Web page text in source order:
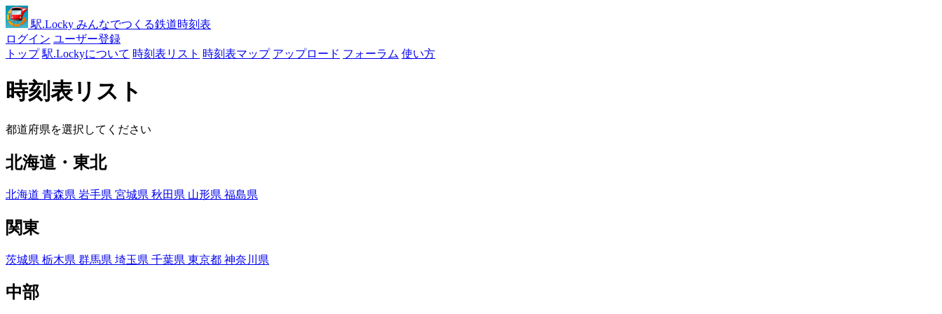
駅.Locky みんなでつくる鉄道時刻表
ログイン ユーザー登録
トップ 駅.Lockyについて 時刻表リスト 時刻表マップ アップロード フォーラム 使い方
時刻表リスト
都道府県を選択してください
北海道・東北
北海道 青森県 岩手県 宮城県 秋田県 山形県 福島県
関東
茨城県 栃木県 群馬県 埼玉県 千葉県 東京都 神奈川県
中部